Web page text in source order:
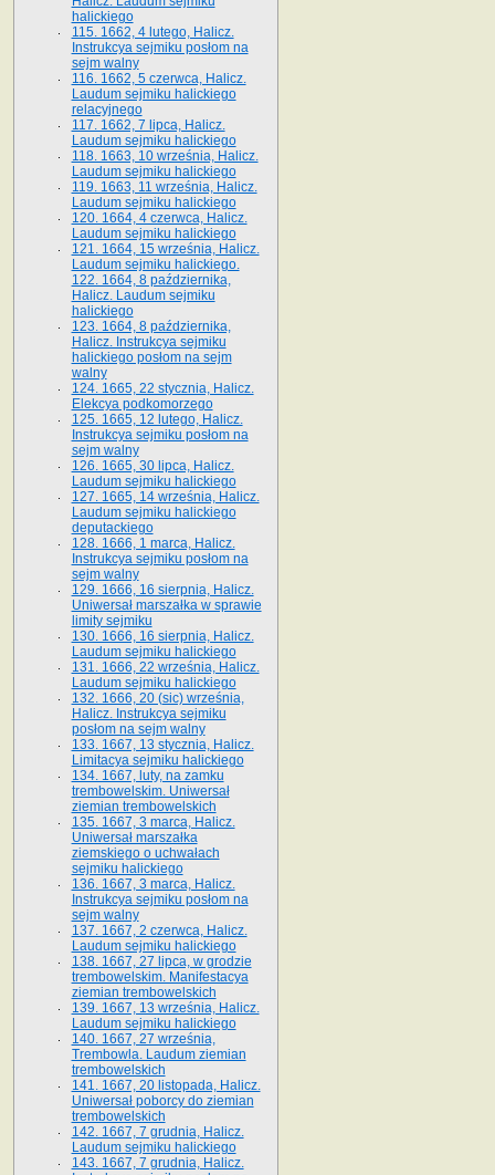
halickiego
115. 1662, 4 lutego, Halicz.
Instrukcya sejmiku posłom na
sejm walny
116. 1662, 5 czerwca, Halicz.
Laudum sejmiku halickiego
relacyjnego
117. 1662, 7 lipca, Halicz.
Laudum sejmiku halickiego
118. 1663, 10 września, Halicz.
Laudum sejmiku halickiego
119. 1663, 11 września, Halicz.
Laudum sejmiku halickiego
120. 1664, 4 czerwca, Halicz.
Laudum sejmiku halickiego
121. 1664, 15 września, Halicz.
Laudum sejmiku halickiego.
122. 1664, 8 października,
Halicz. Laudum sejmiku
halickiego
123. 1664, 8 października,
Halicz. Instrukcya sejmiku
halickiego posłom na sejm
walny
124. 1665, 22 stycznia, Halicz.
Elekcya podkomorzego
125. 1665, 12 lutego, Halicz.
Instrukcya sejmiku posłom na
sejm walny
126. 1665, 30 lipca, Halicz.
Laudum sejmiku halickiego
127. 1665, 14 września, Halicz.
Laudum sejmiku halickiego
deputackiego
128. 1666, 1 marca, Halicz.
Instrukcya sejmiku posłom na
sejm walny
129. 1666, 16 sierpnia, Halicz.
Uniwersał marszałka w sprawie
limity sejmiku
130. 1666, 16 sierpnia, Halicz.
Laudum sejmiku halickiego
131. 1666, 22 września, Halicz.
Laudum sejmiku halickiego
132. 1666, 20 (sic) września,
Halicz. Instrukcya sejmiku
posłom na sejm walny
133. 1667, 13 stycznia, Halicz.
Limitacya sejmiku halickiego
134. 1667, luty, na zamku
trembowelskim. Uniwersał
ziemian trembowelskich
135. 1667, 3 marca, Halicz.
Uniwersał marszałka
ziemskiego o uchwałach
sejmiku halickiego
136. 1667, 3 marca, Halicz.
Instrukcya sejmiku posłom na
sejm walny
137. 1667, 2 czerwca, Halicz.
Laudum sejmiku halickiego
138. 1667, 27 lipca, w grodzie
trembowelskim. Manifestacya
ziemian trembowelskich
139. 1667, 13 września, Halicz.
Laudum sejmiku halickiego
140. 1667, 27 września,
Trembowla. Laudum ziemian
trembowelskich
141. 1667, 20 listopada, Halicz.
Uniwersał poborcy do ziemian
trembowelskich
142. 1667, 7 grudnia, Halicz.
Laudum sejmiku halickiego
143. 1667, 7 grudnia, Halicz.